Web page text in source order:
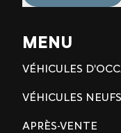
MENU
VÉHICULES
VÉHICULES NEUFS
APRÈS-VENTE